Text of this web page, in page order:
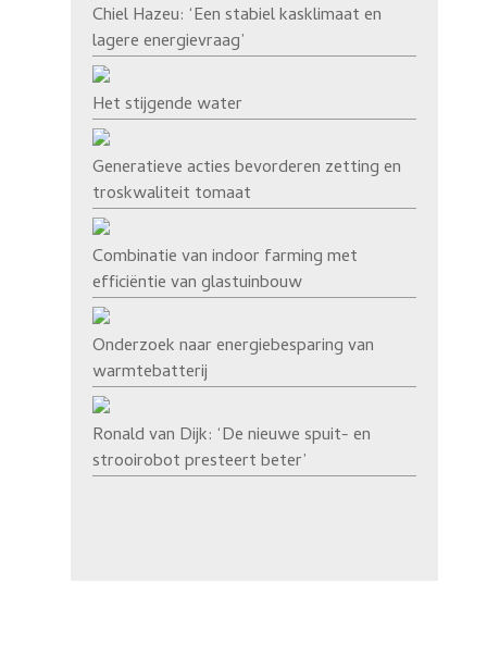
Chiel Hazeu: ‘Een stabiel kasklimaat en
lagere energievraag’
Het stijgende water
Generatieve acties bevorderen zetting en
troskwaliteit tomaat
Combinatie van indoor farming met
efficiëntie van glastuinbouw
Onderzoek naar energiebesparing van
warmtebatterij
Ronald van Dijk: ‘De nieuwe spuit- en
strooirobot presteert beter’